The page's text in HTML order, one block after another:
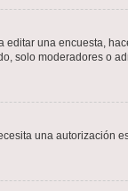
una encuesta,
solo moderadores o
una autorización